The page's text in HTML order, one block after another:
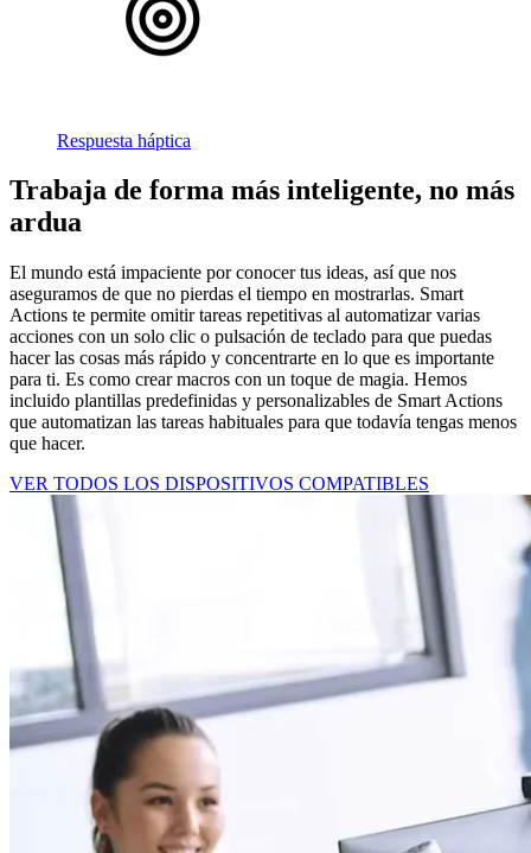
Respuesta háptica
Trabaja de forma más inteligente, no más
ardua
El mundo está impaciente por conocer tus ideas, así que nos
aseguramos de que no pierdas el tiempo en mostrarlas. Smart
Actions te permite omitir tareas repetitivas al automatizar varias
acciones con un solo clic o pulsación de teclado para que puedas
hacer las cosas más rápido y concentrarte en lo que es importante
para ti. Es como crear macros con un toque de magia. Hemos
incluido plantillas predefinidas y personalizables de Smart Actions
que automatizan las tareas habituales para que todavía tengas menos
que hacer.
VER TODOS LOS DISPOSITIVOS COMPATIBLES